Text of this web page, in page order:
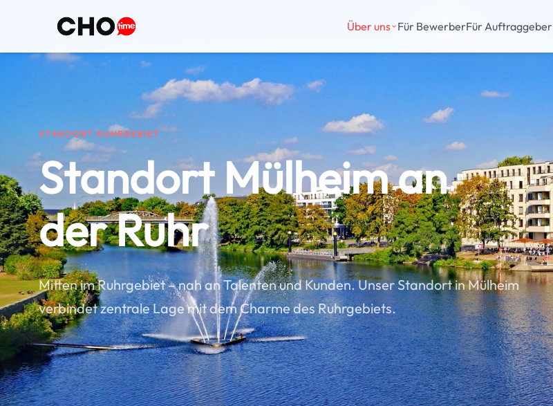
Über uns Für BewerberFür Auftraggeber
STANDORT RUHRGEBIET
Standort Mülheim an
der Ruhr
Mitten im Ruhrgebiet – nah an Talenten und Kunden. Unser Standort in Mülheim
verbindet zentrale Lage mit dem Charme des Ruhrgebiets.